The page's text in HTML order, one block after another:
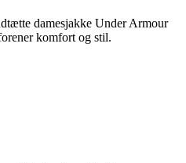
damesjakke Under Armour
komfort og stil.